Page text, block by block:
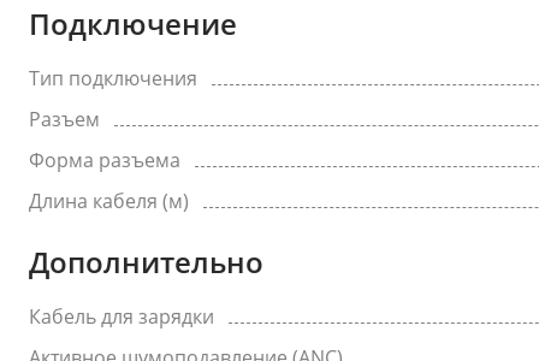
Подключение
Тип подключения
Разъем
Форма разъема
Длина кабеля (м)
Дополнительно
Кабель для зарядки